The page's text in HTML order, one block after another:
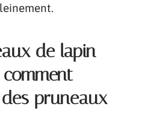
de lapin
pruneaux